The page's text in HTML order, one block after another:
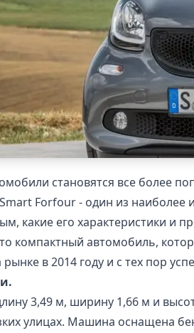
становятся все более
Forfour - один из наиболее
какие его характеристики и
компактный автомобиль,
рынке в 2014 году и с тех пор
3,49 м, ширину 1,66 м и
улицах. Машина оснащена